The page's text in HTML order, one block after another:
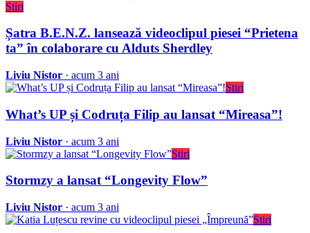
Stiri
Șatra B.E.N.Z. lansează videoclipul piesei “Prietena
ta” în colaborare cu Alduts Sherdley
Liviu Nistor · acum 3 ani
Stiri
What’s UP și Codruța Filip au lansat “Mireasa”!
Liviu Nistor · acum 3 ani
Stiri
Stormzy a lansat “Longevity Flow”
Liviu Nistor · acum 3 ani
Stiri